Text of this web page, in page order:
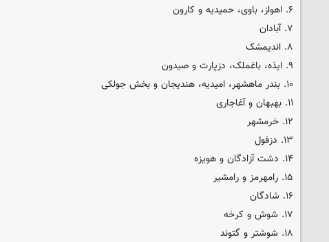
۶. اهواز، باوی، حمیدیه و کارون
۷. آبادان
۸. اندیمشک
۹. ایذه، باغملک، دزپارت و صیدون
۱۰. بندر ماهشهر، امیدیه، هندیجان و بخش جولکی
۱۱. بهبهان و آغاجاری
۱۲. خرمشهر
۱۳. دزفول
۱۴. دشت آزادگان و هویزه
۱۵. رامهرمز و رامشیر
۱۶. شادگان
۱۷. شوش و کرخه
۱۸. شوشتر و گتوند